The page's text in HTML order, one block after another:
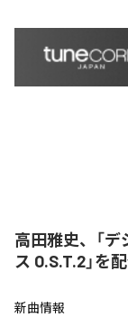
高田雅史、「
ス O.S.T.2」を
新曲情報